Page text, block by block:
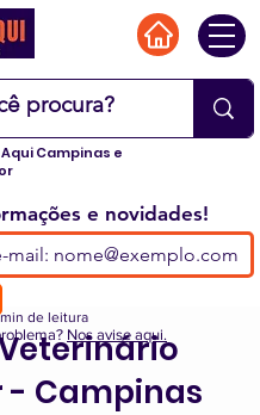
Campinas e
- Campinas
min de leitura
e novidades!
Nos avise aqui.